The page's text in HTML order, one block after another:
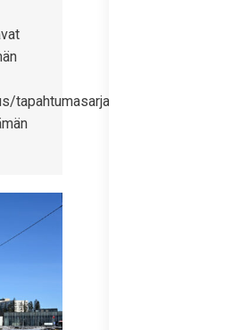
tapahtumasarja-